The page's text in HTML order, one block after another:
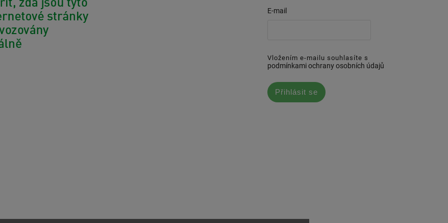
E-mail
Vložením e-mailu souhlasíte s
podmínkami ochrany osobních údajů
Přihlásit se